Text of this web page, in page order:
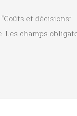
et décisions”
Les champs